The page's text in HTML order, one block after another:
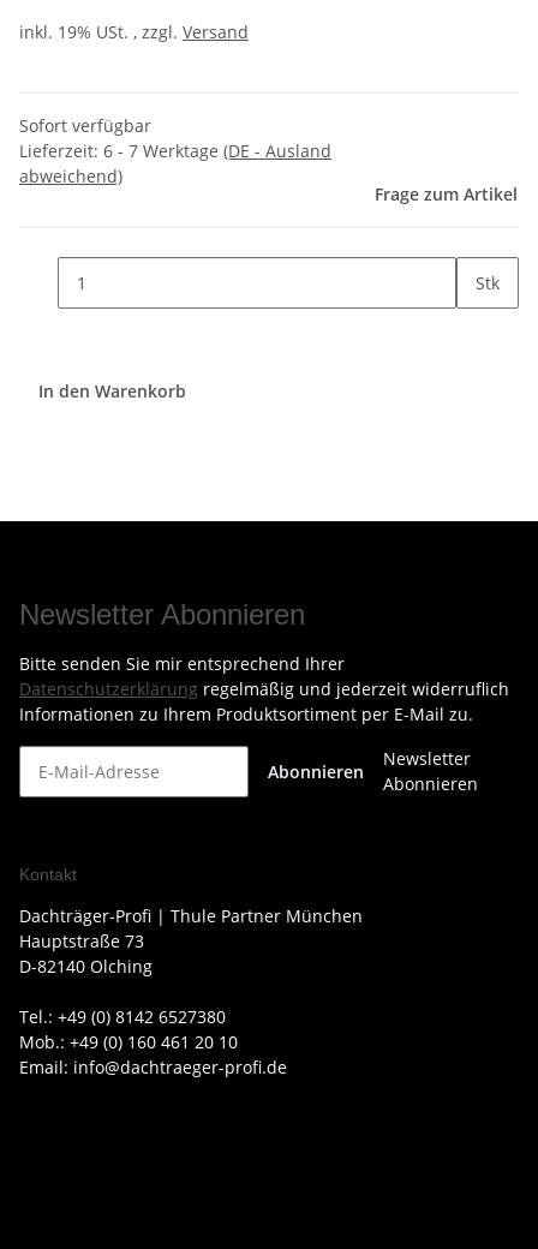
inkl. 19% USt. , zzgl. Versand
Sofort verfügbar
Lieferzeit: 6 - 7 Werktage (DE - Ausland
abweichend)
Frage zum Artikel
Stk
In den Warenkorb
Newsletter Abonnieren
Bitte senden Sie mir entsprechend Ihrer
Datenschutzerklärung regelmäßig und jederzeit widerruflich
Informationen zu Ihrem Produktsortiment per E-Mail zu.
Abonnieren
Newsletter
Abonnieren
Kontakt
Dachträger-Profi | Thule Partner München
Hauptstraße 73
D-82140 Olching
Tel.: +49 (0) 8142 6527380
Mob.: +49 (0) 160 461 20 10
Email: info@dachtraeger-profi.de